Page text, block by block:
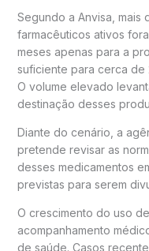
Segundo a Anvisa, mais
farmacêuticos ativos
meses apenas para a
suficiente para cerca de
O volume elevado
destinação desses
Diante do cenário, a
pretende revisar as
desses medicamentos
previstas para serem
O crescimento do uso
acompanhamento
de saúde. Casos